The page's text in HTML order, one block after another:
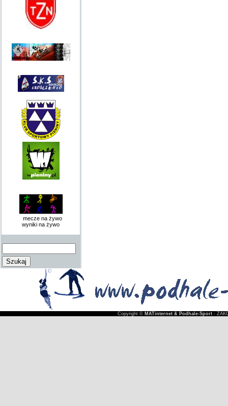
mecze na żywo
wyniki na żywo
Copyright © MATinternet & Podhale-Sport-